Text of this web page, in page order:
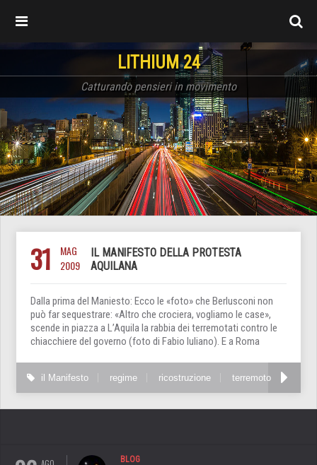
LITHIUM 24
Catturando pensieri in movimento
31
MAG
2009
IL MANIFESTO DELLA PROTESTA
AQUILANA
Dalla prima del Maniesto: Ecco le «foto» che Berlusconi non
può far sequestrare: «Altro che crociera, vogliamo le case»,
scende in piazza a L’Aquila la rabbia dei terremotati contro le
chiacchiere del governo (foto di Fabio Iuliano). E a Roma
il Manifesto regime ricostruzione terremoto
BLOG